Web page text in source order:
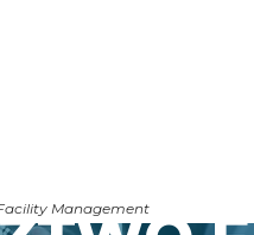
Management